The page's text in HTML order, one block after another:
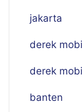
jakarta
derek
derek
banten